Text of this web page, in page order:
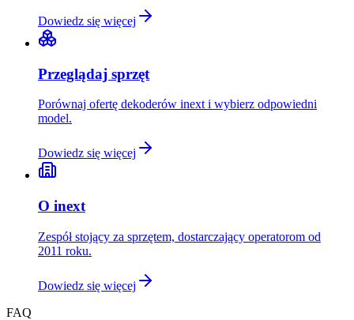
Dowiedz się więcej
Przeglądaj sprzęt
Porównaj ofertę dekoderów inext i wybierz odpowiedni
model.
Dowiedz się więcej
O inext
Zespół stojący za sprzętem, dostarczający operatorom od
2011 roku.
Dowiedz się więcej
FAQ